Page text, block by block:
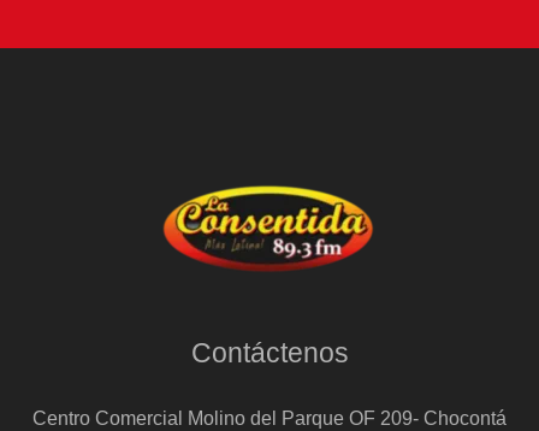
Contáctenos
Centro Comercial Molino del Parque OF 209- Chocontá